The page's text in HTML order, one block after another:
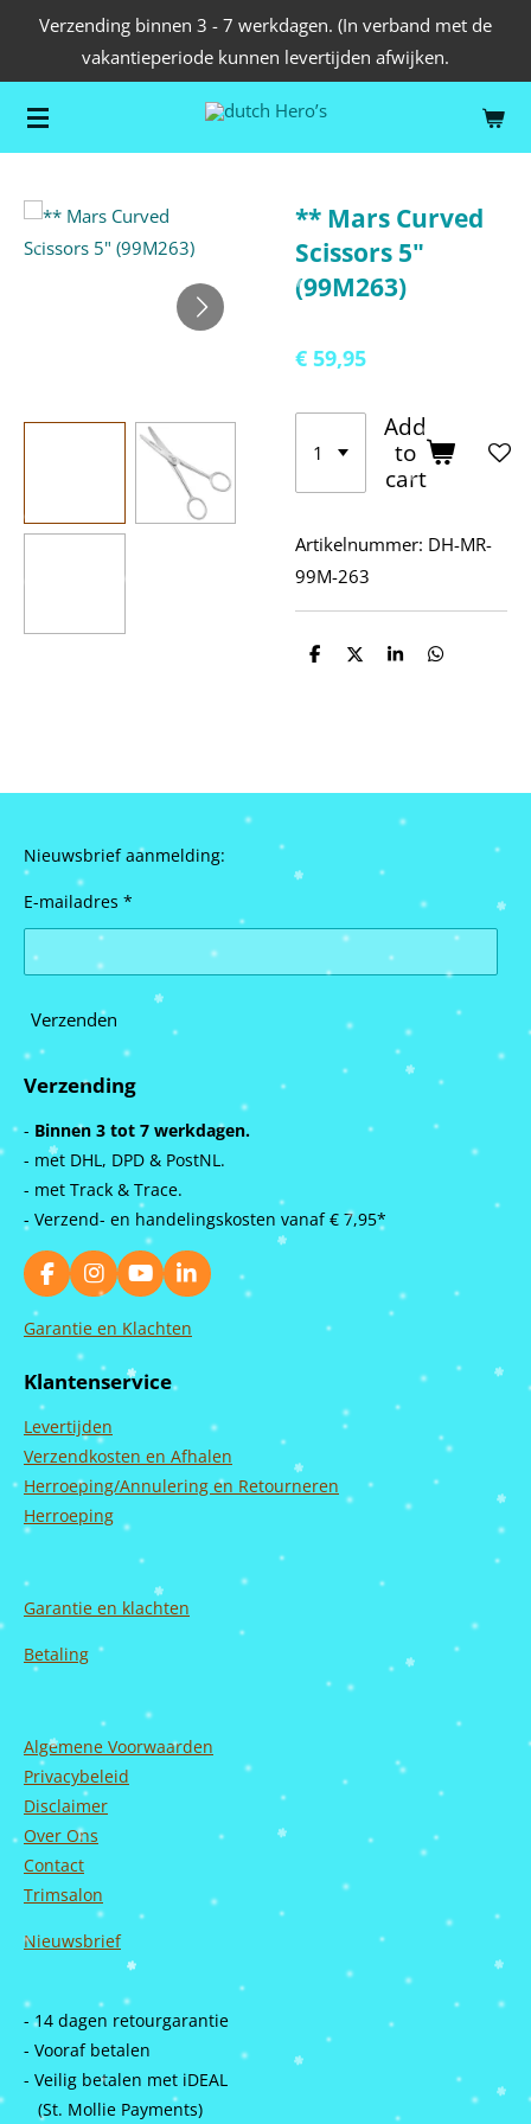
de
hoofdinhoud
Verzending binnen 3 - 7 werkdagen. (In verband met de
vakantieperiode kunnen levertijden afwijken.
** Mars Curved
Scissors 5"
(99M263)
€ 59,95
Add
to
cart
Artikelnummer: DH-MR-
99M-263
D
D
S
D
Nieuwsbrief aanmelding:
E-mailadres *
Verzenden
Verzending
- Binnen 3 tot 7 werkdagen.
- met DHL, DPD & PostNL.
- met Track & Trace.
- Verzend- en handelingskosten vanaf € 7,95*
F
a
c
o
k
I
n
s
a
g
a
m
Y
o
u
u
b
L
i
n
Garantie en Klachten
Klantenservice
Levertijden
Verzendkosten en Afhalen
Herroeping/Annulering en Retourneren
Herroeping
Garantie en klachten
Betaling
Algemene Voorwaarden
Privacybeleid
Disclaimer
Over Ons
Contact
Trimsalon
Nieuwsbrief
- 14 dagen retourgarantie
- Vooraf betalen
- Veilig betalen met iDEAL
(St. Mollie Payments)